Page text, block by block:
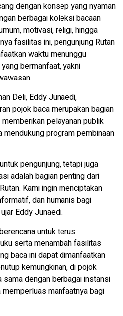
dengan konsep yang nyaman
berbagai koleksi bacaan
motivasi, religi, hingga
fasilitas ini, pengunjung Rutan
waktu menunggu
bermanfaat, yakni
Deli, Eddy Junaedi,
pojok baca merupakan bagian
pelayanan publik
program pembinaan
pengunjung, tetapi juga
adalah bagian penting dari
Kami ingin menciptakan
dan humanis bagi
Eddy Junaedi.
untuk terus
serta menambah fasilitas
baca ini dapat dimanfaatkan
kemungkinan, di pojok
sama dengan berbagai instansi
manfaatnya bagi